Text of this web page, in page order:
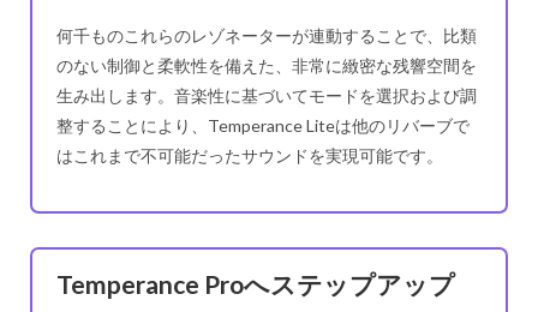
何千ものこれらのレゾネーターが連動することで、比類
のない制御と柔軟性を備えた、非常に緻密な残響空間を
生み出します。音楽性に基づいてモードを選択および調
整することにより、Temperance Liteは他のリバーブで
はこれまで不可能だったサウンドを実現可能です。
Temperance Proへステップアップ